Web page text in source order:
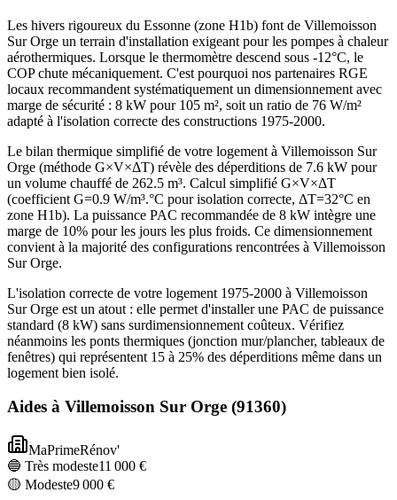
Les hivers rigoureux du Essonne (zone H1b) font de Villemoisson
Sur Orge un terrain d'installation exigeant pour les pompes à chaleur
aérothermiques. Lorsque le thermomètre descend sous -12°C, le
COP chute mécaniquement. C'est pourquoi nos partenaires RGE
locaux recommandent systématiquement un dimensionnement avec
marge de sécurité : 8 kW pour 105 m², soit un ratio de 76 W/m²
adapté à l'isolation correcte des constructions 1975-2000.
Le bilan thermique simplifié de votre logement à Villemoisson Sur
Orge (méthode G×V×ΔT) révèle des déperditions de 7.6 kW pour
un volume chauffé de 262.5 m³. Calcul simplifié G×V×ΔT
(coefficient G=0.9 W/m³.°C pour isolation correcte, ΔT=32°C en
zone H1b). La puissance PAC recommandée de 8 kW intègre une
marge de 10% pour les jours les plus froids. Ce dimensionnement
convient à la majorité des configurations rencontrées à Villemoisson
Sur Orge.
L'isolation correcte de votre logement 1975-2000 à Villemoisson
Sur Orge est un atout : elle permet d'installer une PAC de puissance
standard (8 kW) sans surdimensionnement coûteux. Vérifiez
néanmoins les ponts thermiques (jonction mur/plancher, tableaux de
fenêtres) qui représentent 15 à 25% des déperditions même dans un
logement bien isolé.
Aides à Villemoisson Sur Orge (91360)
MaPrimeRénov'
🔵 Très modeste11 000 €
🟡 Modeste9 000 €